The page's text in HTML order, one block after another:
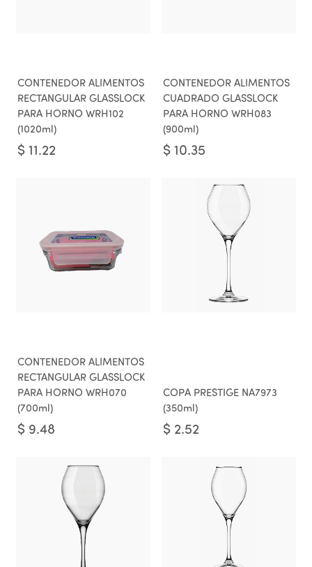
CONTENEDOR ALIMENTOS
RECTANGULAR GLASSLOCK
PARA HORNO WRH102
(1020ml)
$ 11.22
CONTENEDOR ALIMENTOS
CUADRADO GLASSLOCK
PARA HORNO WRH083
(900ml)
$ 10.35
CONTENEDOR ALIMENTOS
RECTANGULAR GLASSLOCK
PARA HORNO WRH070
(700ml)
$ 9.48
COPA PRESTIGE NA7973
(350ml)
$ 2.52